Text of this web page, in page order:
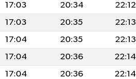
17:03 20:34
22:12
17:03 20:35
22:13
17:04 20:35
22:13
17:04 20:36
22:14
17:04 20:36 22:14